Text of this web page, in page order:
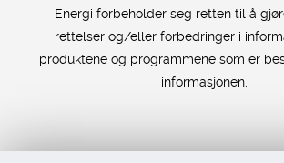
Energi forbeholder seg retten til å
rettelser og/eller forbedringer i
produktene og programmene som er
informasjonen.